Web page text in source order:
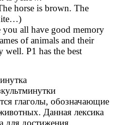
horse is brown. The
you all have good memory
of animals and their
well. P1 has the best
глаголы, обозначающие
Данная лексика
для достижения